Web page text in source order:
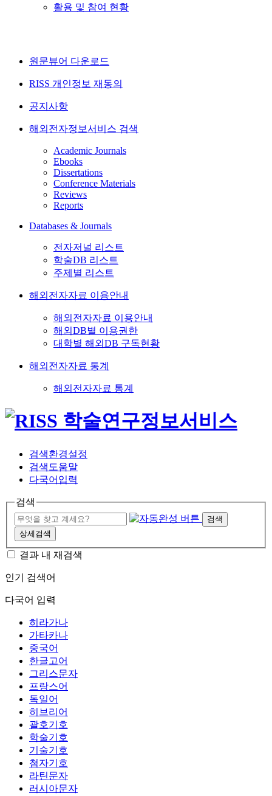
활용 및 참여 현황
원문뷰어 다운로드
RISS 개인정보 재동의
공지사항
해외전자정보서비스 검색
Academic Journals
Ebooks
Dissertations
Conference Materials
Reviews
Reports
Databases & Journals
전자저널 리스트
학술DB 리스트
주제별 리스트
해외전자자료 이용안내
해외전자자료 이용안내
해외DB별 이용권한
대학별 해외DB 구독현황
해외전자자료 통계
해외전자자료 통계
검색환경설정
검색도움말
다국어입력
검색
검색
상세검색
결과 내 재검색
인기 검색어
다국어 입력
히라가나
가타카나
중국어
한글고어
그리스문자
프랑스어
독일어
히브리어
괄호기호
학술기호
기술기호
첨자기호
라틴문자
러시아문자